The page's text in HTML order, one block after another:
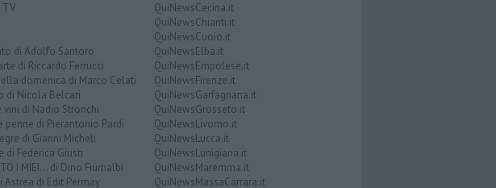
TV
di Adolfo Santoro
di Riccardo Ferrucci
domenica di Marco Celati
di Nicola Belcari
vini di Nadio Stronchi
penne di Pierantonio Pardi
di Gianni Micheli
di Federica Giusti
I MIEI... di Dino Fiumalbi
Astrea di Edit Permay
QuiNewsCecina.it
QuiNewsChianti.it
QuiNewsCuoio.it
QuiNewsElba.it
QuiNewsEmpolese.it
QuiNewsFirenze.it
QuiNewsGarfagnana.it
QuiNewsGrosseto.it
QuiNewsLivorno.it
QuiNewsLucca.it
QuiNewsLunigiana.it
QuiNewsMaremma.it
QuiNewsMassaCarrara.it